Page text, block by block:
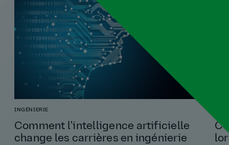
INGÉNIERIE
Comment l'intelligence artificielle
change les carrières en ingénierie